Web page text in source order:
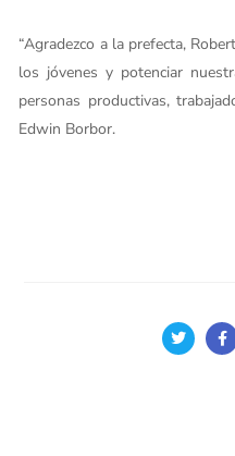
“Agradezco a la prefecta,
los jóvenes y potenciar
personas productivas,
Edwin Borbor.